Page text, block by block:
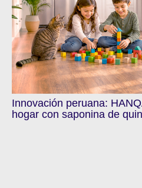
Innovación peruana:
hogar con saponina de